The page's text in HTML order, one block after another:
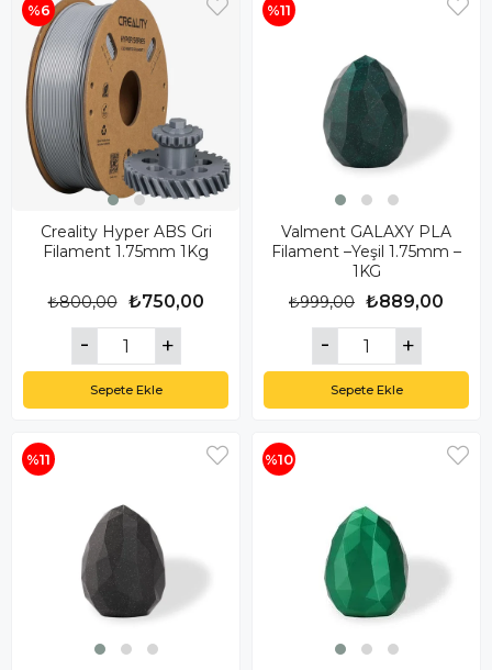
Creality Hyper ABS Gri
Filament 1.75mm 1Kg
₺750,00
₺800,00
Sepete Ekle
%6
Valment GALAXY PLA
Filament –Yeşil 1.75mm –
1KG
₺889,00
₺999,00
Sepete Ekle
%11
%11 %10